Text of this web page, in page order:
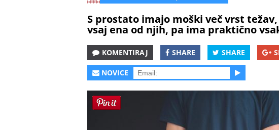
S prostato imajo moški več vrst
vsaj ena od njih, pa ima praktično
KOMENTIRAJ SHARE SHARE
NOVICE